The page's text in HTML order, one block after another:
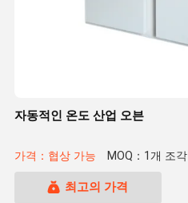
자동적인 온도 산업 오븐
가격：협상 가능 MOQ：1개 조각
최고의 가격